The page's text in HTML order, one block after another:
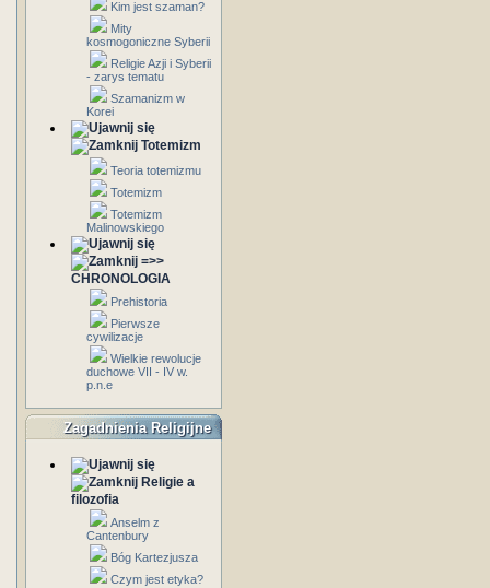
Kim jest szaman?
Mity
kosmogoniczne Syberii
Religie Azji i Syberii
- zarys tematu
Szamanizm w
Korei
Totemizm
Teoria totemizmu
Totemizm
Totemizm
Malinowskiego
=>>
CHRONOLOGIA
Prehistoria
Pierwsze
cywilizacje
Wielkie rewolucje
duchowe VII - IV w.
p.n.e
Zagadnienia Religijne
Religie a
filozofia
Anselm z
Cantenbury
Bóg Kartezjusza
Czym jest etyka?